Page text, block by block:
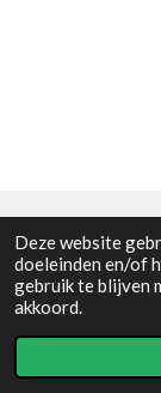
Deze website
doeleinden en/of
gebruik te blijven
akkoord.
Algemene
© 2021 - RC en